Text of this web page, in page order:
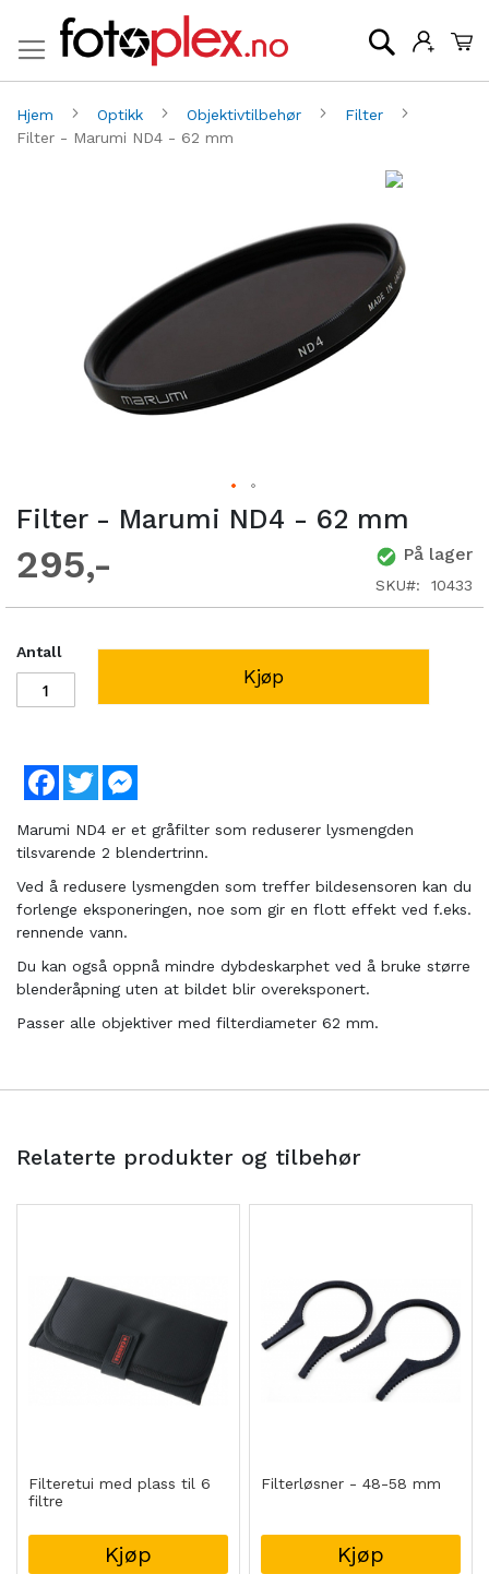
Søk
Hjem Optikk Objektivtilbehør
Filter
Filter - Marumi ND4 - 62 mm
Filter - Marumi ND4 - 62 mm
295 På lager
SKU 10433
Antall
Kjøp
Facebook
Twitter
Marumi ND4 er et gråfilter som reduserer lysmengden
tilsvarende 2 blendertrinn.
Ved å redusere lysmengden som treffer bildesensoren kan du
forlenge eksponeringen, noe som gir en flott effekt ved f.eks.
rennende vann.
Du kan også oppnå mindre dybdeskarphet ved å bruke større
blenderåpning uten at bildet blir overeksponert.
Passer alle objektiver med filterdiameter 62 mm.
Relaterte produkter og tilbehør
Filteretui med plass til 6
filtre
Kjøp
Filterløsner - 48-58 mm
Kjøp